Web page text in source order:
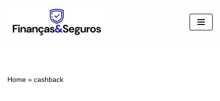
Pular
Home » cashback